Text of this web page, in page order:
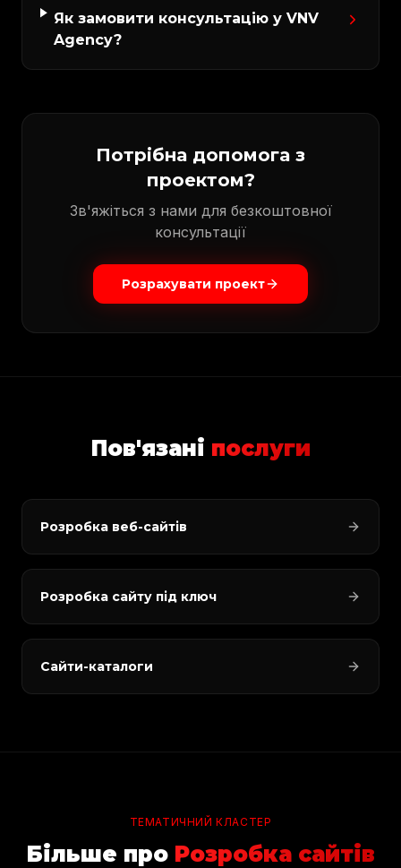
Як замовити консультацію у VNV
Agency?
Потрібна допомога з
проектом?
Зв'яжіться з нами для безкоштовної
консультації
Розрахувати проект
Пов'язані послуги
Розробка веб-сайтів
Розробка сайту під ключ
Сайти-каталоги
ТЕМАТИЧНИЙ КЛАСТЕР
Більше про Розробка сайтів